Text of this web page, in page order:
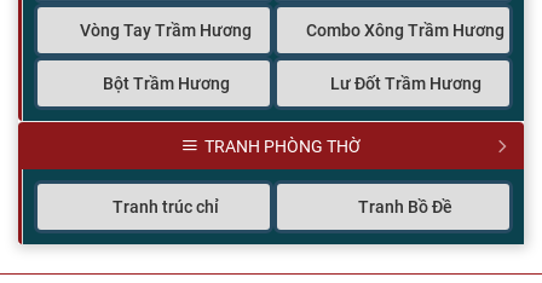
Vòng Tay Trầm Hương Combo Xông Trầm Hương
Bột Trầm Hương Lư Đốt Trầm Hương
TRANH PHÒNG THỜ
Tranh trúc chỉ Tranh Bồ Đề